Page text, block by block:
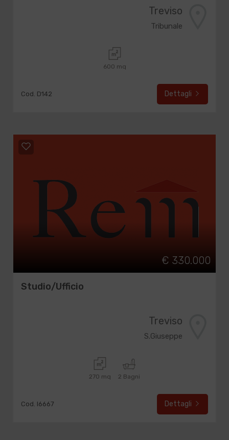
Treviso
Tribunale
600 mq
Cod. D142 Dettagli
€ 330.000
Studio/Ufficio
Treviso
S.Giuseppe
270 mq 2 Bagni
Cod. I6667 Dettagli